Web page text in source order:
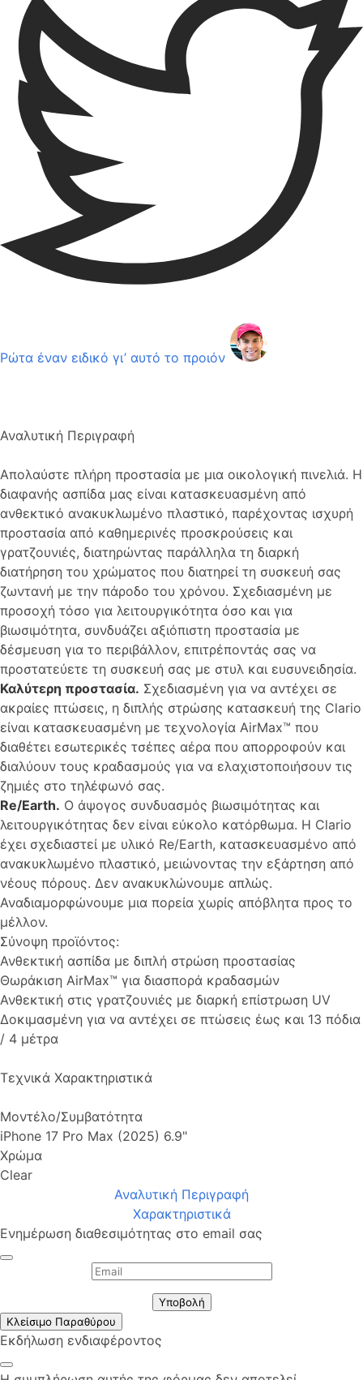
Ρώτα έναν ειδικό γι’ αυτό το προιόν
Αναλυτική Περιγραφή
Απολαύστε πλήρη προστασία με μια οικολογική πινελιά. Η
διαφανής ασπίδα μας είναι κατασκευασμένη από
ανθεκτικό ανακυκλωμένο πλαστικό, παρέχοντας ισχυρή
προστασία από καθημερινές προσκρούσεις και
γρατζουνιές, διατηρώντας παράλληλα τη διαρκή
διατήρηση του χρώματος που διατηρεί τη συσκευή σας
ζωντανή με την πάροδο του χρόνου. Σχεδιασμένη με
προσοχή τόσο για λειτουργικότητα όσο και για
βιωσιμότητα, συνδυάζει αξιόπιστη προστασία με
δέσμευση για το περιβάλλον, επιτρέποντάς σας να
προστατεύετε τη συσκευή σας με στυλ και ευσυνειδησία.
Καλύτερη προστασία. Σχεδιασμένη για να αντέχει σε
ακραίες πτώσεις, η διπλής στρώσης κατασκευή της Clario
είναι κατασκευασμένη με τεχνολογία AirMax™ που
διαθέτει εσωτερικές τσέπες αέρα που απορροφούν και
διαλύουν τους κραδασμούς για να ελαχιστοποιήσουν τις
ζημιές στο τηλέφωνό σας.
Re/Earth. Ο άψογος συνδυασμός βιωσιμότητας και
λειτουργικότητας δεν είναι εύκολο κατόρθωμα. Η Clario
έχει σχεδιαστεί με υλικό Re/Earth, κατασκευασμένο από
ανακυκλωμένο πλαστικό, μειώνοντας την εξάρτηση από
νέους πόρους. Δεν ανακυκλώνουμε απλώς.
Αναδιαμορφώνουμε μια πορεία χωρίς απόβλητα προς το
μέλλον.
Σύνοψη προϊόντος:
Ανθεκτική ασπίδα με διπλή στρώση προστασίας
Θωράκιση AirMax™ για διασπορά κραδασμών
Ανθεκτική στις γρατζουνιές με διαρκή επίστρωση UV
Δοκιμασμένη για να αντέχει σε πτώσεις έως και 13 πόδια
/ 4 μέτρα
Τεχνικά Χαρακτηριστικά
Μοντέλο/Συμβατότητα
iPhone 17 Pro Max (2025) 6.9"
Χρώμα
Clear
Αναλυτική Περιγραφή
Χαρακτηριστικά
Ενημέρωση διαθεσιμότητας στο email σας
Υποβολή
Κλείσιμο Παραθύρου
Εκδήλωση ενδιαφέροντος